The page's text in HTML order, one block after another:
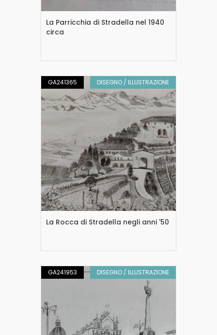
La Parricchia di Stradella nel 1940
circa
GA241365 DISEGNO / ILLUSTRAZIONE
La Rocca di Stradella negli anni '50
GA241953 DISEGNO / ILLUSTRAZIONE